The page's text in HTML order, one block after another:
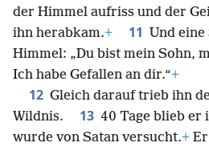
der Himmel aufriss und der
ihn herabkam.+ 11 Und eine
Himmel: „Du bist mein Sohn,
Ich habe Gefallen an dir.“+
12 Gleich darauf trieb ihn
Wildnis.
13 40 Tage blieb er
wurde von Satan versucht.+